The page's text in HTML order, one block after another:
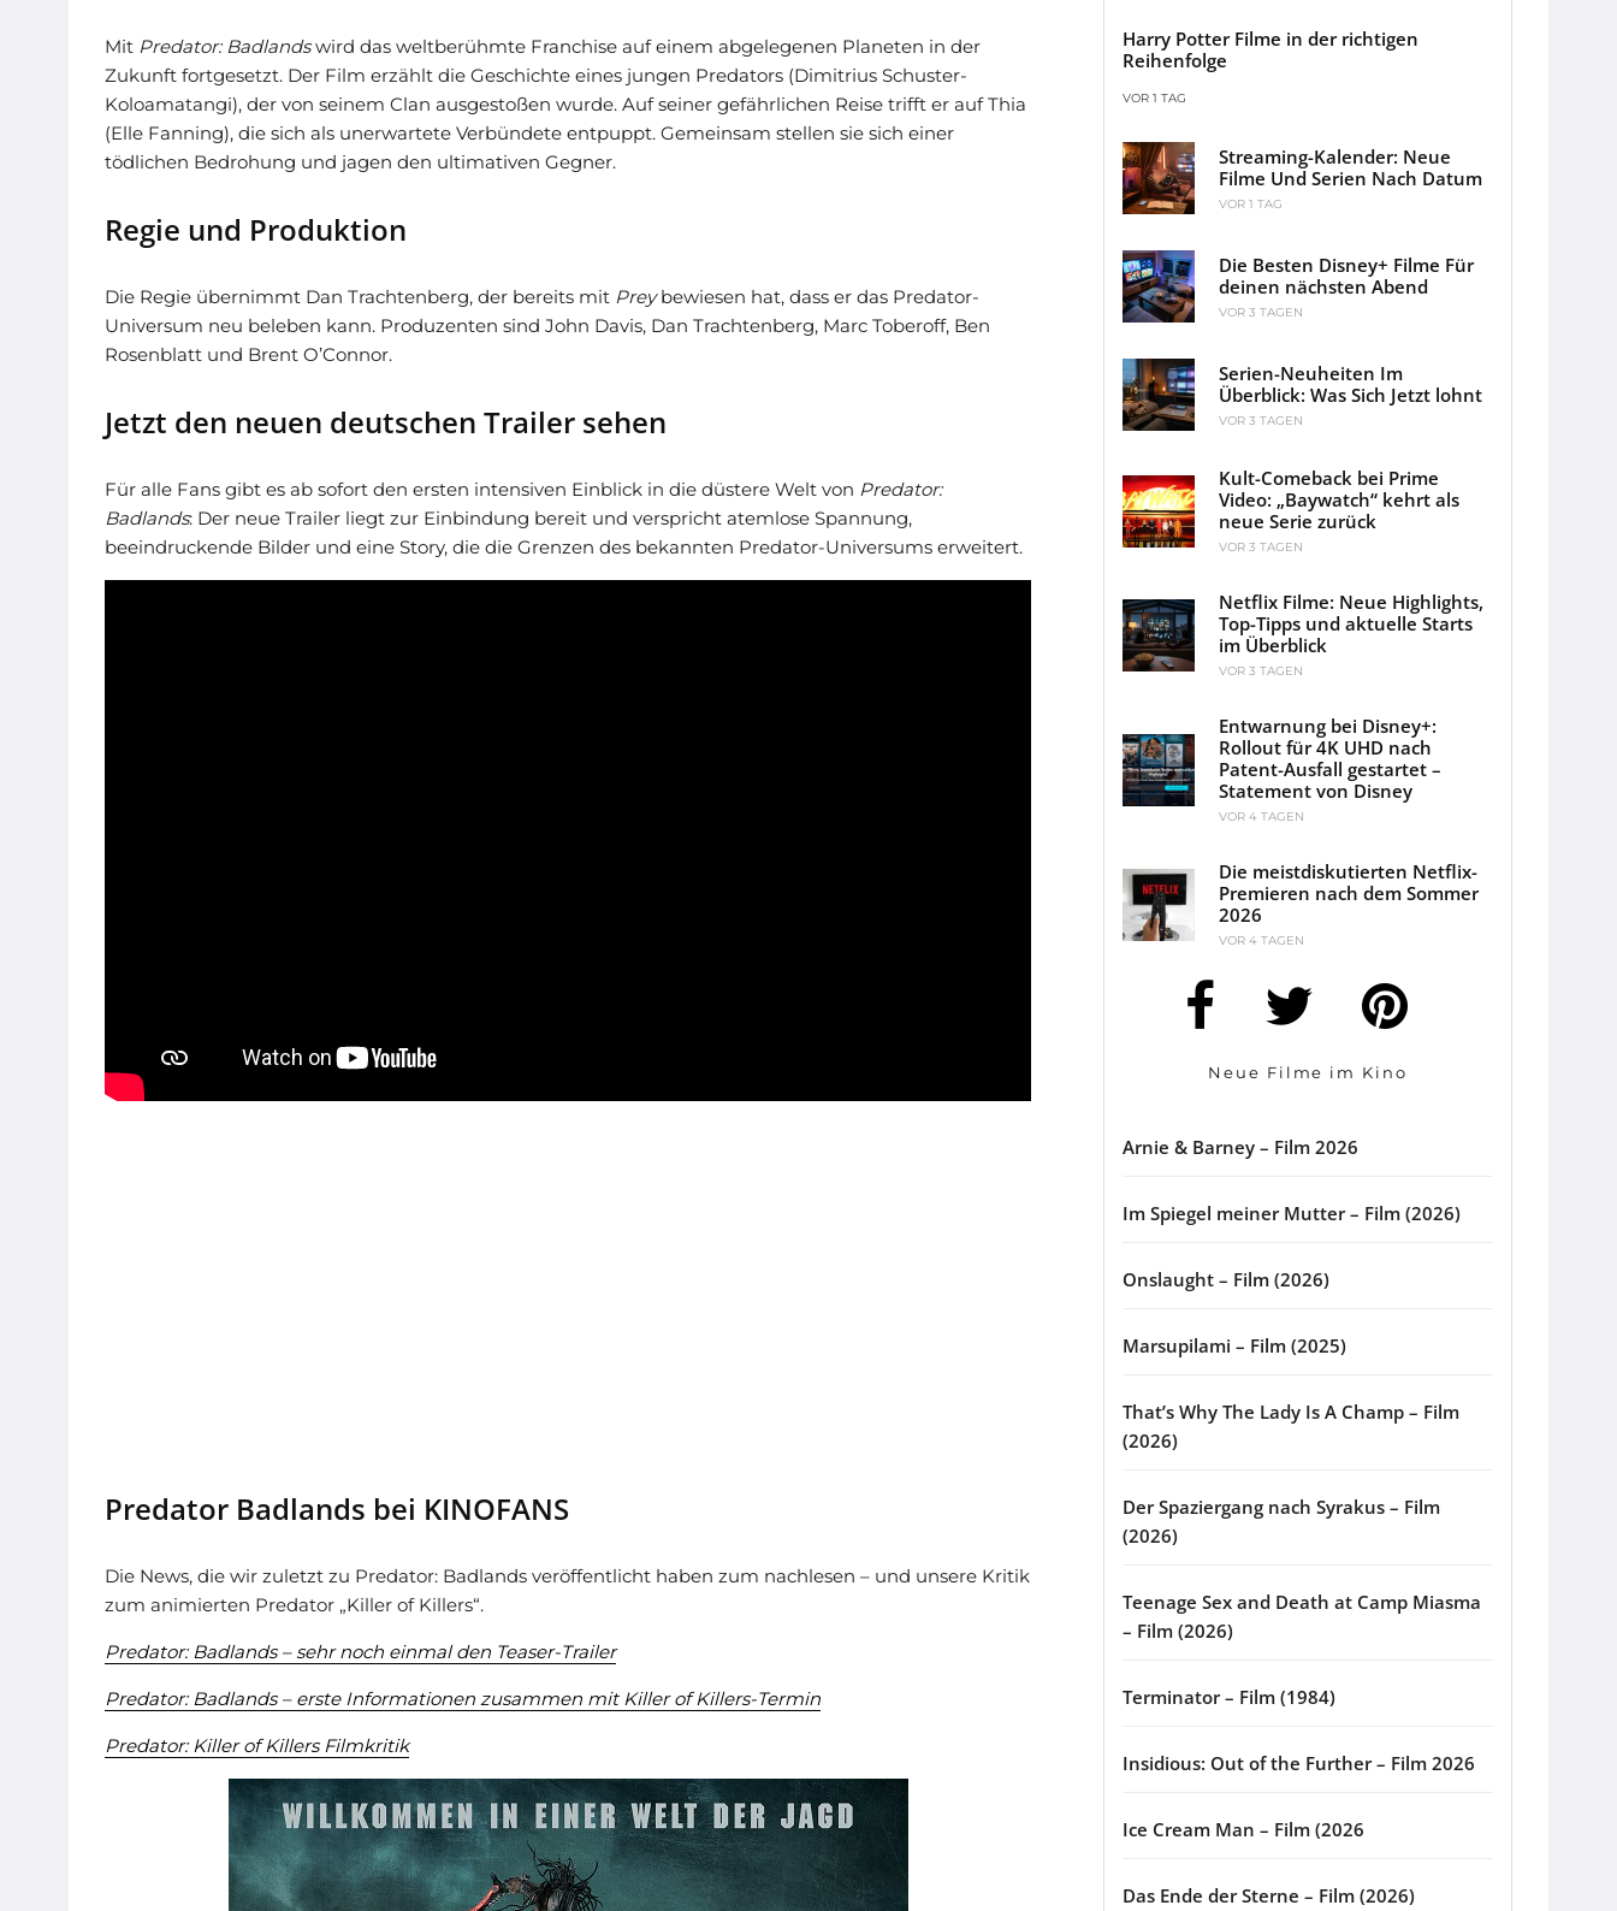
Mit Predator: Badlandswird das weltberühmte Franchise auf einem abgelegenen Planeten in der
Zukunft fortgesetzt. Der Film erzählt die Geschichte eines jungen Predators (Dimitrius Schuster-
Koloamatangi), der von seinem Clan ausgestoßen wurde. Auf seiner gefährlichen Reise trifft er auf Thia
(Elle Fanning), die sich als unerwartete Verbündete entpuppt. Gemeinsam stellen sie sich einer
tödlichen Bedrohung und jagen den ultimativen Gegner.
Regie und Produktion
Die Regie übernimmt Dan Trachtenberg, der bereits mit Preybewiesen hat, dass er das Predator-
Universum neu beleben kann. Produzenten sind John Davis, Dan Trachtenberg, Marc Toberoff, Ben
Rosenblatt und Brent O’Connor.
Jetzt den neuen deutschen Trailer sehen
Für alle Fans gibt es ab sofort den ersten intensiven Einblick in die düstere Welt von Predator:
Badlands: Der neue Trailer liegt zur Einbindung bereit und verspricht atemlose Spannung,
beeindruckende Bilder und eine Story, die die Grenzen des bekannten Predator-Universums erweitert.
Predator Badlands bei KINOFANS
Die News, die wir zuletzt zu Predator: Badlands veröffentlicht haben zum nachlesen – und unsere Kritik
zum animierten Predator „Killer of Killers“.
Predator: Badlands – sehr noch einmal den Teaser-Trailer
Predator: Badlands – erste Informationen zusammen mit Killer of Killers-Termin
Predator: Killer of Killers Filmkritik
Harry Potter Filme in der richtigen
Reihenfolge
VOR 1 TAG
Streaming-Kalender: Neue
Filme Und Serien Nach Datum
VOR 1 TAG
Die Besten Disney+ Filme Für
deinen nächsten Abend
VOR 3 TAGEN
Serien-Neuheiten Im
Überblick: Was Sich Jetzt lohnt
VOR 3 TAGEN
Kult-Comeback bei Prime
Video: „Baywatch“ kehrt als
neue Serie zurück
VOR 3 TAGEN
Netflix Filme: Neue Highlights,
Top-Tipps und aktuelle Starts
im Überblick
VOR 3 TAGEN
Entwarnung bei Disney+:
Rollout für 4K UHD nach
Patent-Ausfall gestartet –
Statement von Disney
VOR 4 TAGEN
Die meistdiskutierten Netflix-
Premieren nach dem Sommer
2026
VOR 4 TAGEN
Neue Filme im Kino
Arnie & Barney – Film 2026
Im Spiegel meiner Mutter – Film (2026)
Onslaught – Film (2026)
Marsupilami – Film (2025)
That’s Why The Lady Is A Champ – Film
(2026)
Der Spaziergang nach Syrakus – Film
(2026)
Teenage Sex and Death at Camp Miasma
– Film (2026)
Terminator – Film (1984)
Insidious: Out of the Further – Film 2026
Ice Cream Man – Film (2026
Das Ende der Sterne – Film (2026)